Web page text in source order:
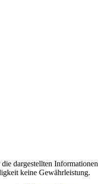
dargestellten Informationen
keine Gewährleistung.